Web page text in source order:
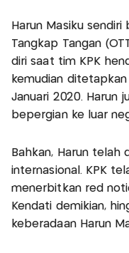
Harun Masiku
Tangkap Tangan
diri saat tim KPK
kemudian
Januari 2020. Harun
bepergian ke luar
Bahkan, Harun
internasional. KPK
menerbitkan red
Kendati demikian,
keberadaan Harun